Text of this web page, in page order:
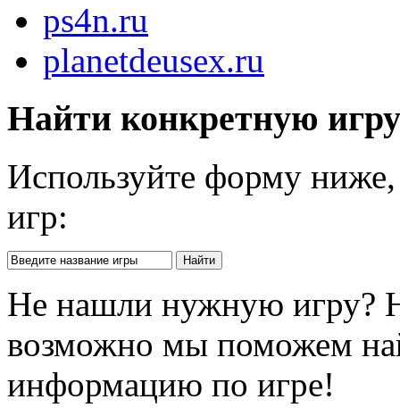
ps4n.ru
planetdeusex.ru
Найти конкретную
Используйте форму
игр:
Не нашли нужную игру?
возможно мы поможем
информацию по игре!